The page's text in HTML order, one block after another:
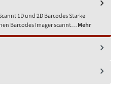
1D und 2D Barcodes Starke
Barcodes Imager scannt…Mehr